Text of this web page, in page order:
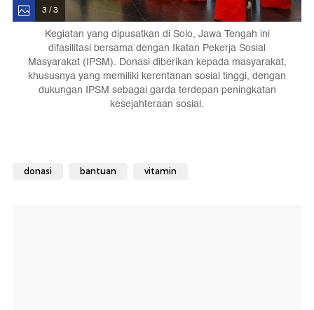
3 / 3
Kegiatan yang dipusatkan di Solo, Jawa Tengah ini
difasilitasi bersama dengan Ikatan Pekerja Sosial
Masyarakat (IPSM). Donasi diberikan kepada masyarakat,
khususnya yang memiliki kerentanan sosial tinggi, dengan
dukungan IPSM sebagai garda terdepan peningkatan
kesejahteraan sosial.
donasi bantuan vitamin